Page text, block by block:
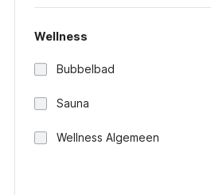
Wellness
Bubbelbad
Sauna
Wellness Algemeen